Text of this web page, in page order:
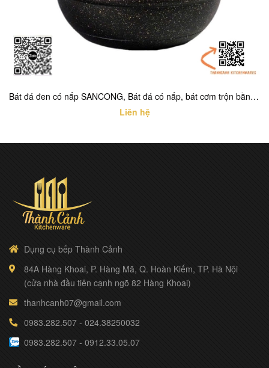
Bát đá đen có nắp SANCONG, Bát đá có nắp, bát cơm trộn bằng đá có nắp
Liên hệ
Dụng cụ bếp Thành Cảnh
84A Hàng Khoai, P. Hàng Mã, Q. Hoàn Kiếm, TP. Hà Nội
(cửa nhà đầu tiên cạnh ngõ 82 Hàng Khoai)
thanhcanh07@gmail.com
0983.282.507 - 024.38250032
0983.282.507 - 0912.33.05.07